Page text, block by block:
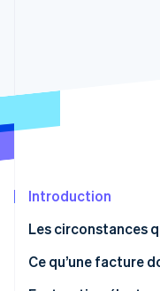
Stripe Sessions
Découvrez
l’IA.
Regarder
Introduction
Les circonstances
Ce qu’une facture